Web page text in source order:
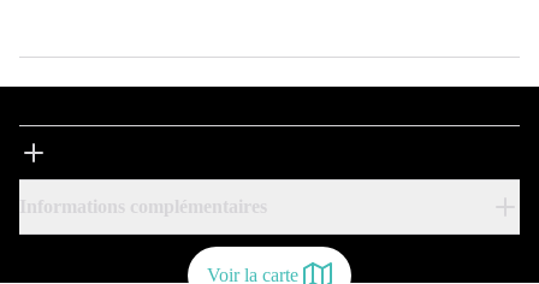
Voir la carte
Informations complémentaires